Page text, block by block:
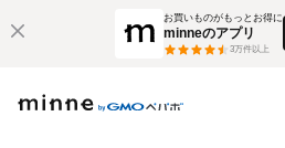
お買いものがもっとお得に
minneのアプリ
3万件以上